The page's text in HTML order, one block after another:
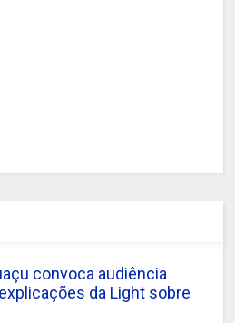
convoca audiência
da Light sobre